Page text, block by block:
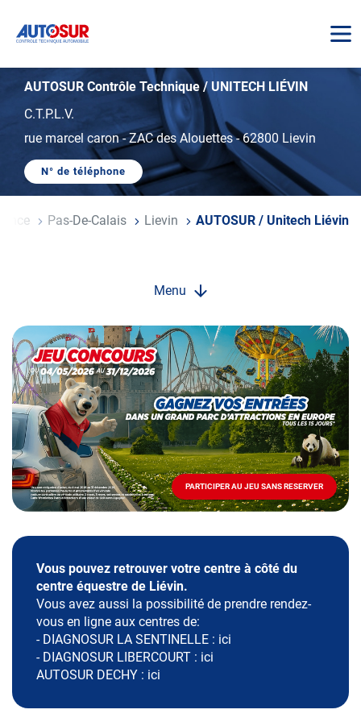
AUTOSUR
AUTOSUR Contrôle Technique / UNITECH LIÉVIN
C.T.P.L.V.
rue marcel caron-ZAC des Alouettes-62800 Lievin
N° de téléphone
AFFICHER
DE
TÉLÉPHONE
Pas-De-Calais Lievin AUTOSUR / Unitech Liévin
Menu
Opération
spéciale
Mai
-
Décembre
2026
Locations
PARTICIPER AU JEU SANS RESERVER
PARTICIPER
AU
JEU
RESERVER
Vous pouvez retrouver votre centre à côté du
centre équestre de Liévin.
Vous avez aussi la possibilité de prendre rendez-
vous en ligne aux centres de:
- DIAGNOSUR LA SENTINELLE : ici
- DIAGNOSUR LIBERCOURT : ici
AUTOSUR DECHY : ici